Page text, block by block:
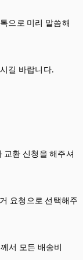
으로 미리 말씀해
길 바랍니다.
환 신청을 해주셔
요청으로 선택해주
서 모든 배송비